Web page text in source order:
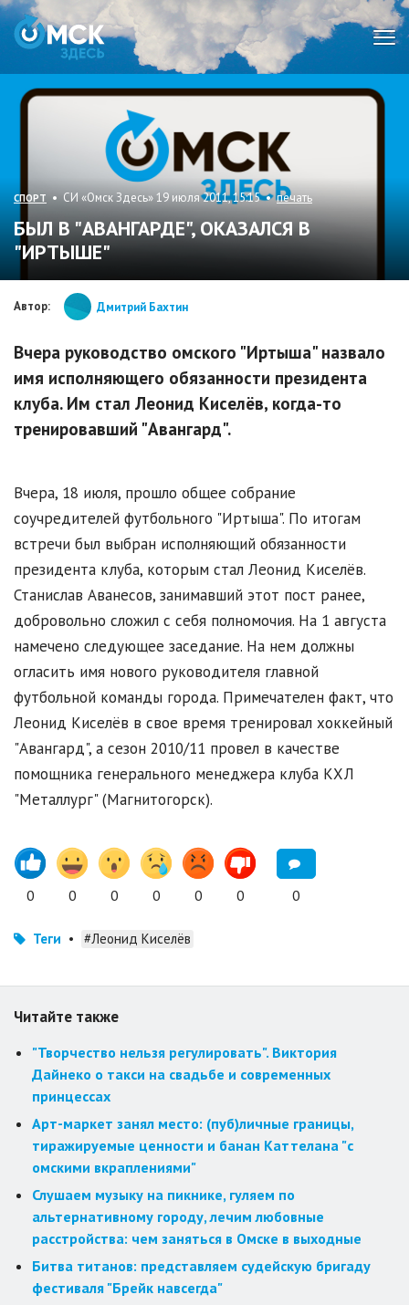
СПОРТ • СИ «Омск Здесь» 19 июля 2011, 15:15 •печать
БЫЛ В "АВАНГАРДЕ", ОКАЗАЛСЯ В
"ИРТЫШЕ"
Автор: Дмитрий Бахтин
Вчера руководство омского "Иртыша" назвало
имя исполняющего обязанности президента
клуба. Им стал Леонид Киселёв, когда-то
тренировавший "Авангард".
Вчера, 18 июля, прошло общее собрание
соучредителей футбольного "Иртыша". По итогам
встречи был выбран исполняющий обязанности
президента клуба, которым стал Леонид Киселёв.
Станислав Аванесов, занимавший этот пост ранее,
добровольно сложил с себя полномочия. На 1 августа
намечено следующее заседание. На нем должны
огласить имя нового руководителя главной
футбольной команды города. Примечателен факт, что
Леонид Киселёв в свое время тренировал хоккейный
"Авангард", а сезон 2010/11 провел в качестве
помощника генерального менеджера клуба КХЛ
"Металлург" (Магнитогорск).
0 0 0 0 0 0 0
Теги • #Леонид Киселёв
Читайте также
"Творчество нельзя регулировать". Виктория
Дайнеко о такси на свадьбе и современных
принцессах
Арт-маркет занял место: (пуб)личные границы,
тиражируемые ценности и банан Каттелана "с
омскими вкраплениями"
Слушаем музыку на пикнике, гуляем по
альтернативному городу, лечим любовные
расстройства: чем заняться в Омске в выходные
Битва титанов: представляем судейскую бригаду
фестиваля "Брейк навсегда"